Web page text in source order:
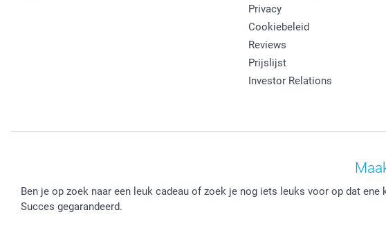
Privacy
Cookiebeleid
Reviews
Prijslijst
Investor Relations
Ben je op zoek naar een leuk cadeau of zoek je nog iets leuks voor op dat
Succes gegarandeerd.